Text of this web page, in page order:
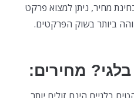
מחיר, ניתן למצוא פרקט
ביותר בשוק הפרקטים.
מחירים: